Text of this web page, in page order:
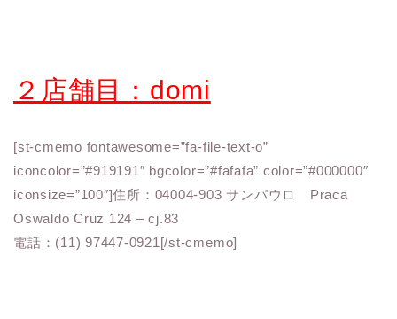
２店舗目：domi
[st-cmemo fontawesome=”fa-file-text-o”
iconcolor=”#919191″ bgcolor=”#fafafa” color=”#000000″
iconsize=”100″]住所：04004-903 サンパウロ Praca
Oswaldo Cruz 124 – cj.83
電話：(11) 97447-0921[/st-cmemo]